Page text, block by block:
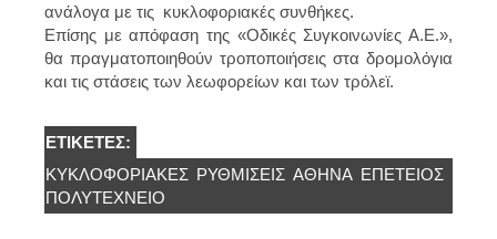
ανάλογα με τις κυκλοφοριακές συνθήκες.
Επίσης με απόφαση της «Οδικές Συγκοινωνίες Α.Ε.»,
θα πραγματοποιηθούν τροποποιήσεις στα δρομολόγια
και τις στάσεις των λεωφορείων και των τρόλεϊ.
ΕΤΙΚΈΤΕΣ:
ΚΥΚΛΟΦΟΡΙΑΚΕΣ ΡΥΘΜΙΣΕΙΣ ΑΘΉΝΑ ΕΠΈΤΕΙΟΣ
ΠΟΛΥΤΕΧΝΕΙΟ